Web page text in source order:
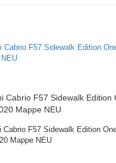
Cabrio F57 Sidewalk Edition
Mappe NEU
Cabrio F57 Sidewalk Edition
Mappe NEU